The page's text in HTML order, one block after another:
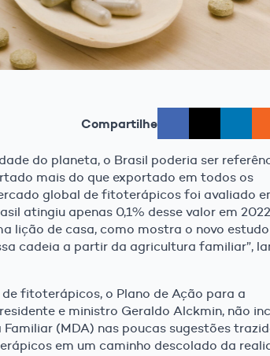
Compartilhe
do planeta, o Brasil poderia ser
mais do que exportado em todos os
global de fitoterápicos foi avaliado
atingiu apenas 0,1% desse valor em
lição de casa, como mostra o novo
cadeia a partir da agricultura familiar”,
fitoterápicos, o Plano de Ação para a
e ministro Geraldo Alckmin, não
(MDA) nas poucas sugestões
em um caminho descolado da